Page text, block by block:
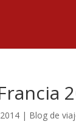
| Blog de